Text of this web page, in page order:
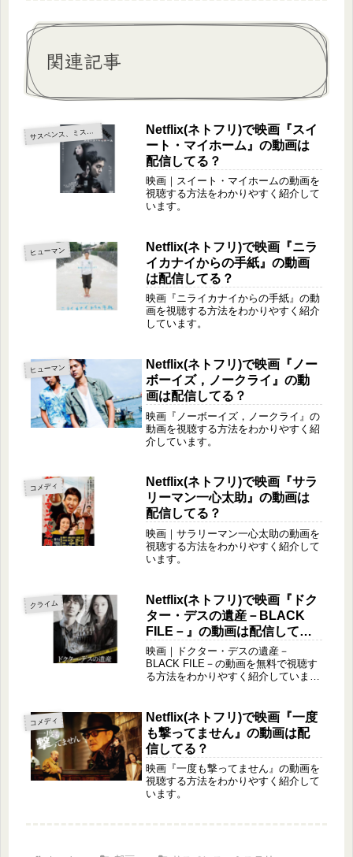
関連記事
サ
スペンス、ミステリー
Netflix(ネトフリ)で映画『スイ
ート・マイホーム』の動画は
配信してる？
映画｜スイート・マイホームの動画を
視聴する方法をわかりやすく紹介して
います。
ヒューマン
Netflix(ネトフリ)で映画『ニラ
イカナイからの手紙』の動画
は配信してる？
映画『ニライカナイからの手紙』の動
画を視聴する方法をわかりやすく紹介
しています。
ヒューマン
Netflix(ネトフリ)で映画『ノー
ボーイズ，ノークライ』の動
画は配信してる？
映画『ノーボーイズ，ノークライ』の
動画を視聴する方法をわかりやすく紹
介しています。
コメディ
Netflix(ネトフリ)で映画『サラ
リーマン一心太助』の動画は
配信してる？
映画｜サラリーマン一心太助の動画を
視聴する方法をわかりやすく紹介して
います。
クライム
Netflix(ネトフリ)で映画『ドク
ター・デスの遺産－BLACK
FILE－』の動画は配信して
る？
映画｜ドクター・デスの遺産－
BLACK FILE－の動画を無料で視聴す
る方法をわかりやすく紹介していま
コメディ
Netflix(ネトフリ)で映画『一度
も撃ってません』の動画は配
信してる？
映画『一度も撃ってません』の動画を
視聴する方法をわかりやすく紹介して
います。